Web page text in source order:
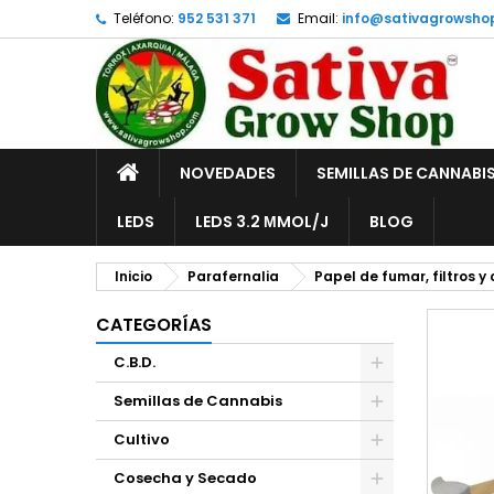
Teléfono: 952 531 371 Email:
INICIONOVEDADES SEMILLAS DE CANNABIS
LEDS LEDS 3.2 ΜMOL/J BLOG
Inicio Parafernalia Papel de fumar, filtros y
CATEGORÍAS
C.B.D.
Semillas de Cannabis
Cultivo
Cosecha y Secado